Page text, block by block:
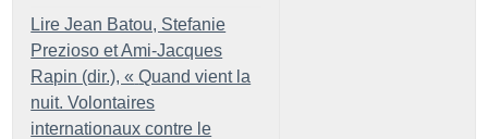
Lire Jean Batou, Stefanie
Prezioso et Ami-Jacques
Rapin (dir.), « Quand vient la
nuit. Volontaires
internationaux contre le